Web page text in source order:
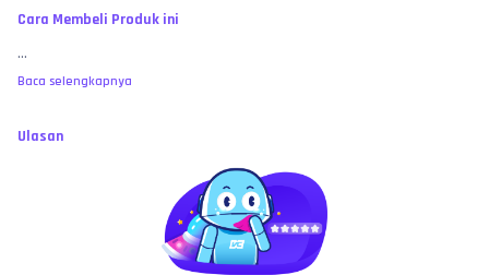
Cara Membeli Produk ini
...
Baca selengkapnya
Ulasan